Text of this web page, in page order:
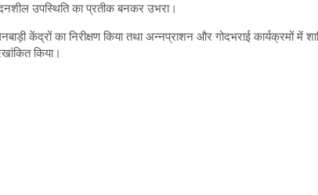
उपस्थिति का प्रतीक बनकर उभरा।
केंद्रों का निरीक्षण किया तथा अन्नप्राशन और गोदभराई कार्यक्रमों में
किया।